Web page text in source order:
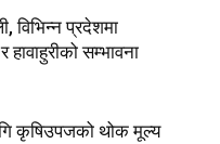
विभिन्न प्रदेशमा
हावाहुरीको सम्भावना
कृषिउपजको थोक मूल्य